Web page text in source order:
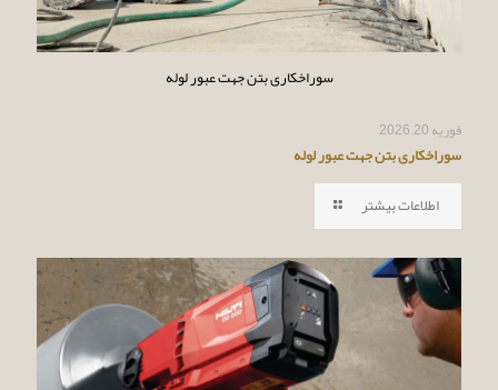
سوراخکاری بتن جهت عبور لوله
فوریه 20, 2026
سوراخکاری بتن جهت عبور لوله
اطلاعات بیشتر